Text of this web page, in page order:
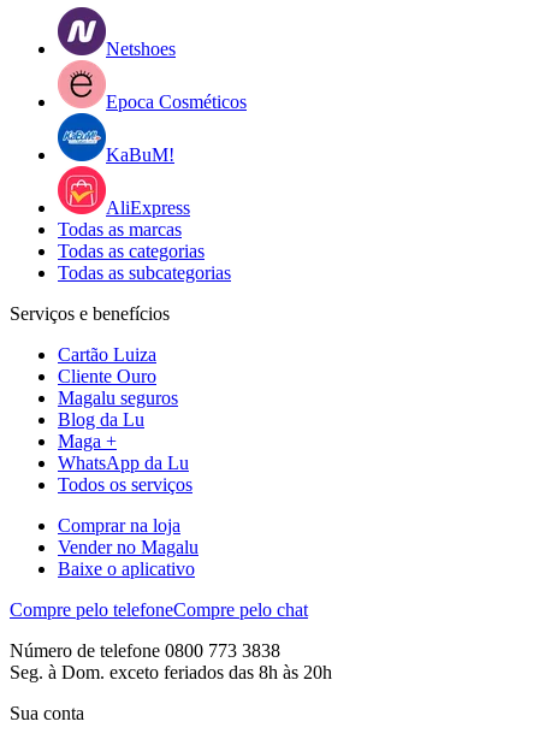
Netshoes
Epoca Cosméticos
KaBuM!
AliExpress
Todas as marcas
Todas as categorias
Todas as subcategorias
Serviços e benefícios
Cartão Luiza
Cliente Ouro
Magalu seguros
Blog da Lu
Maga +
WhatsApp da Lu
Todos os serviços
Comprar na loja
Vender no Magalu
Baixe o aplicativo
Compre pelo telefoneCompre pelo chat
Número de telefone 0800 773 3838
Seg. à Dom. exceto feriados das 8h às 20h
Sua conta